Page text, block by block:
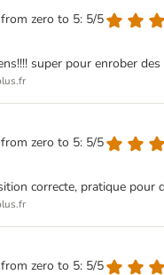
zero to 5: 5/5
super pour enrober
zero to 5: 5/5
correcte, pratique
zero to 5: 5/5